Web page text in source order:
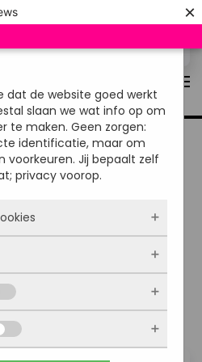
×
gaan
dat de website goed werkt
slaan we wat info op om
te maken. Geen zorgen:
identificatie, maar om
voorkeuren. Jij bepaalt zelf
privacy voorop.
ervoor dat de website
zijn dus altijd actief en
Meestal worden
jij iets doet, zoals
invullen of je
Je kunt je browser
cookies blokkeert of je
we hoe vaak onze site
bezoekers vandaan
populair zijn. Zo
blijven verbeteren.
jouw voorkeuren.
of ingevulde gegevens.